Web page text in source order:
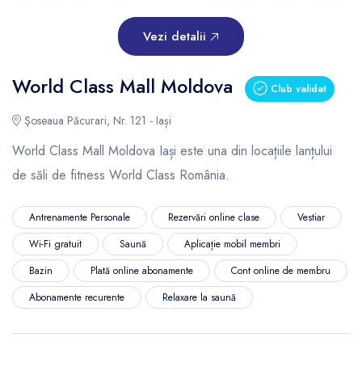
Vezi detalii
World Class Mall Moldova Club validat
Şoseaua Păcurari, Nr. 121 - Iași
World Class Mall Moldova Iași este una din locațiile lanțului
de săli de fitness World Class România.
Antrenamente Personale Rezervări online clase
Vestiar
Wi-Fi gratuit
Saună
Aplicație mobil membri
Bazin
Plată online abonamente
Cont online de membru
Abonamente recurente
Relaxare la saună